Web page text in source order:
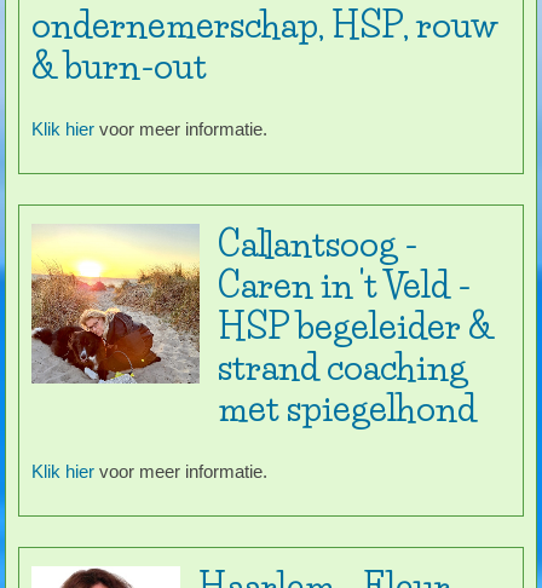
ondernemerschap, HSP, rouw
& burn-out
Klik hier voor meer informatie.
Callantsoog -
Caren in 't Veld -
HSP begeleider &
strand coaching
met spiegelhond
Klik hier voor meer informatie.